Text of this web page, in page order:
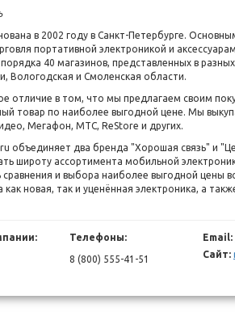
в 2002 году в Санкт-Петербурге.
портативной электроникой и
40 магазинов, представленных в
Вологодская и Смоленская области.
отличие в том, что мы предлагаем своим
товар по наиболее выгодной цене. Мы
Мегафон, МТС, ReStore и других.
объединяет два бренда "Хорошая связь" и
широту ассортимента мобильной
и выбора наиболее выгодной цены
как новая, так и уценённая электроника, а
Телефоны:
8 (800) 555-41-51
Email:
Сайт: